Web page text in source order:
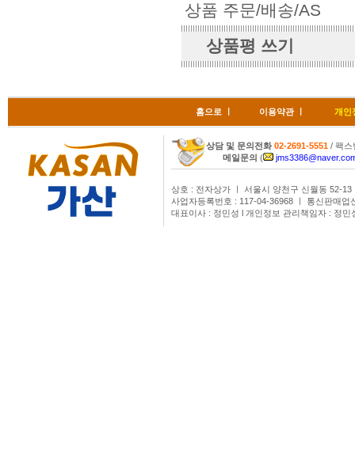
상품 주문/배송/AS
상품평 쓰기
홈으로 이용약관 개인
상담 및 문의전화02-2691-5551/ 팩스
메일문의 (
상호 : 전자상가 ㅣ 서울시 양천구 신월동 52-13
사업자등록번호 : 117-04-36968 ㅣ 통신판매업
대표이사 : 정민성 l 개인정보 관리책임자 : 정